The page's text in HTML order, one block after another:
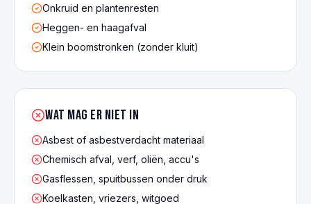
Onkruid en plantenresten
Heggen- en haagafval
Klein boomstronken (zonder kluit)
Wat mag er NIET in
Asbest of asbestverdacht materiaal
Chemisch afval, verf, oliën, accu's
Gasflessen, spuitbussen onder druk
Koelkasten, vriezers, witgoed